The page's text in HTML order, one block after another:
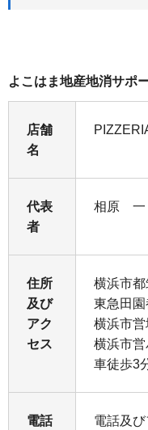
よこはま地産地消サポ
店舗
名
代表
者
相原 一
住所
及び
アク
セス
横浜市
東急田
横浜市
横浜市
車徒歩3
電話
電話及